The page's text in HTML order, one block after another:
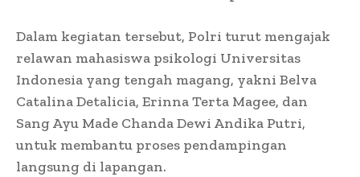
Dalam kegiatan tersebut, Polri turut mengajak
relawan mahasiswa psikologi Universitas
Indonesia yang tengah magang, yakni Belva
Catalina Detalicia, Erinna Terta Magee, dan
Sang Ayu Made Chanda Dewi Andika Putri,
untuk membantu proses pendampingan
langsung di lapangan.